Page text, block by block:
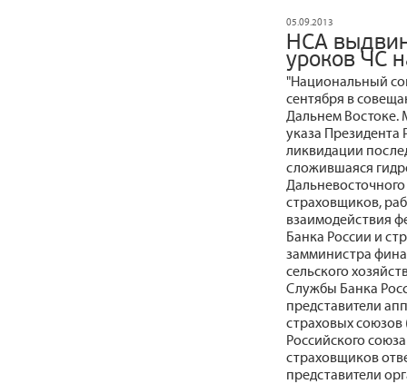
05.09.2013
НСА
уроков ЧС
"Национальный
сентября в
Дальнем Востоке.
указа Президента
ликвидации
сложившаяся
страховщиков,
взаимодействия
Банка России и
замминистра
сельского
Службы Банка
представители
страховых союзов
Российского
страховщиков
представители